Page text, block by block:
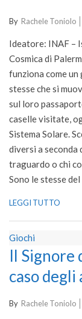
2020-
29
By Rachele Toniolo
Ideatore: INAF –
Cosmica di
funziona come un
stesse che si
sul loro
caselle visitate,
Sistema Solare.
diversi a seconda
traguardo o chi
Sono le stesse
LEGGI TUTTO
Giochi
Il Signore
caso
2020-
By Rachele Toniolo